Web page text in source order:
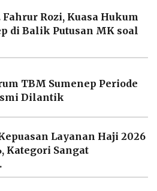
Rozi, Kuasa Hukum
di Balik Putusan MK soal
TBM Sumenep Periode
Dilantik
Layanan Haji 2026
Kategori Sangat